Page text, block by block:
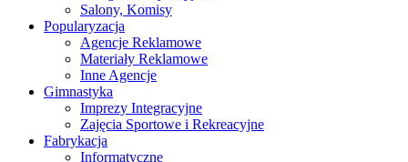
Salony, Komisy
Popularyzacja
Agencje Reklamowe
Materiały Reklamowe
Inne Agencje
Gimnastyka
Imprezy Integracyjne
Zajęcia Sportowe i Rekreacyjne
Fabrykacja
Informatyczne